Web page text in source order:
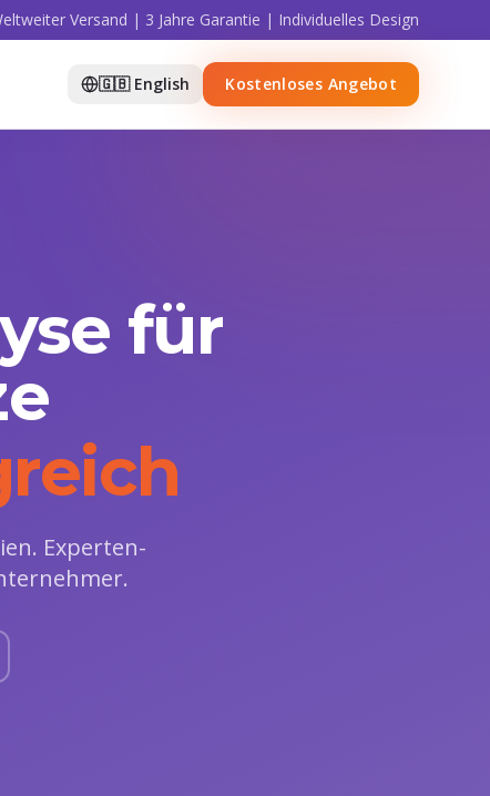
Versand | 3 Jahre Garantie | Individuelles Design
🇬🇧 English Kostenloses Angebot
für
Experten-